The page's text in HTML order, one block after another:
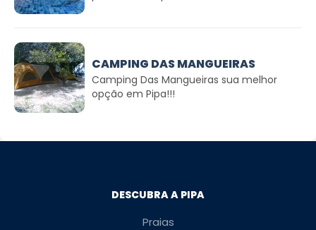
CAMPING DAS MANGUEIRAS
Camping Das Mangueiras sua melhor
opção em Pipa!!!
DESCUBRA A PIPA
Praias